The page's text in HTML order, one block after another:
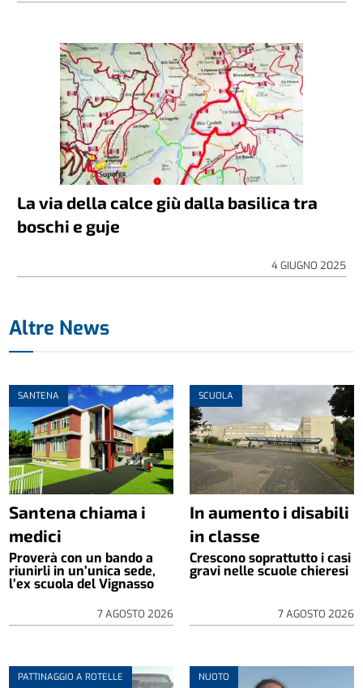
La via della calce giù dalla basilica tra
boschi e guje
4 GIUGNO 2025
Altre News
SANTENA
Santena chiama i
medici
Proverà con un bando a
riunirli in un’unica sede,
l’ex scuola del Vignasso
7 AGOSTO 2026
SCUOLA
In aumento i disabili
in classe
Crescono soprattutto i casi
gravi nelle scuole chieresi
7 AGOSTO 2026
PATTINAGGIO A ROTELLE NUOTO